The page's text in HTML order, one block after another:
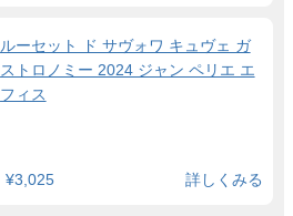
ルーセット ド サヴォワ キュヴェ ガ
ストロノミー 2024 ジャン ペリエ エ
フィス
¥3,025 詳しくみる